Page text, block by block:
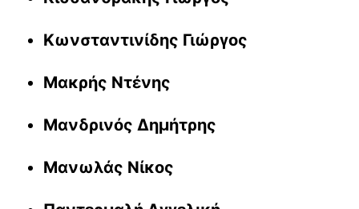
Κωνσταντινίδης Γιώργος
Μακρής Ντένης
Μανδρινός Δημήτρης
Μανωλάς Νίκος